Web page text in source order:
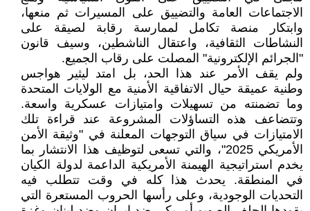
الاجتماعات العامة والتضييق على المسيرات ثم منعها،
وابتكار منصة تكامل لممارسة رقابة لصيقة على
النشاطات الثقافية، واعتقال الناشطين، وسيف قانون
"الجرائم الإلكترونية" المصلت على رقاب الجميع.
ولم يقف الأمر عند هذا الحد، بل امتد ليثير هواجس
وطنية عميقة حيال الاتفاقية الأمنية مع الولايات المتحدة
وما تضمنته من تسهيلات وامتيازات عسكرية واسعة.
وتتضاعف هذه التساؤلات المشروعة عند قراءة تلك
الامتيازات في سياق التوجهات المعلنة في "وثيقة الأمن
الأمريكي 2025"، والتي تسعى لتوظيف هذا الانتشار بما
يخدم استراتيجية الهيمنة الأمريكية الداعمة لدولة الكيان
في المنطقة. يحدث هذا كله في وقت تتطلب فيه
التحديات الوجودية، وعلى رأسها الحروب المستعرة التي